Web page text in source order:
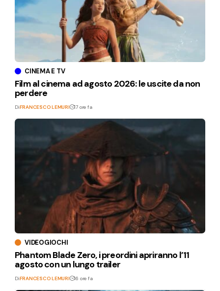
CINEMA E TV
Film al cinema ad agosto 2026: le uscite da non
perdere
DiFRANCESCO LEMURI 17 ore fa
VIDEOGIOCHI
Phantom Blade Zero, i preordini apriranno l’11
agosto con un lungo trailer
DiFRANCESCO LEMURI 16 ore fa